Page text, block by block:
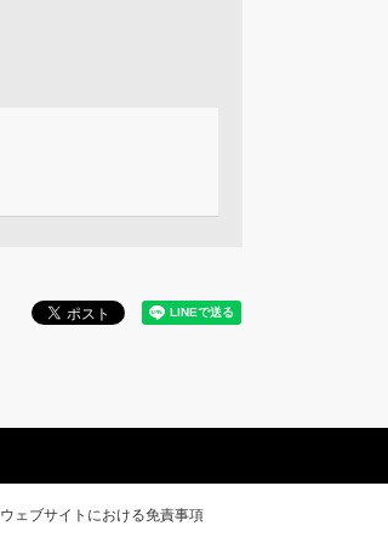
ウェブサイトにおける免責事項